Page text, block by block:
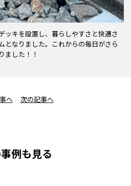
ッキを設置し、暮らしやすさと快適さ
となりました。これからの毎日がさら
ました！！
へ 次の記事へ
例も見る